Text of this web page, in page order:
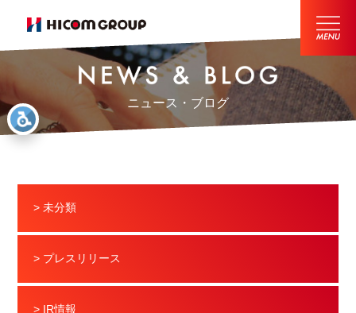
ニュース・ブログ
> 未分類
> プレスリリース
> IR情報